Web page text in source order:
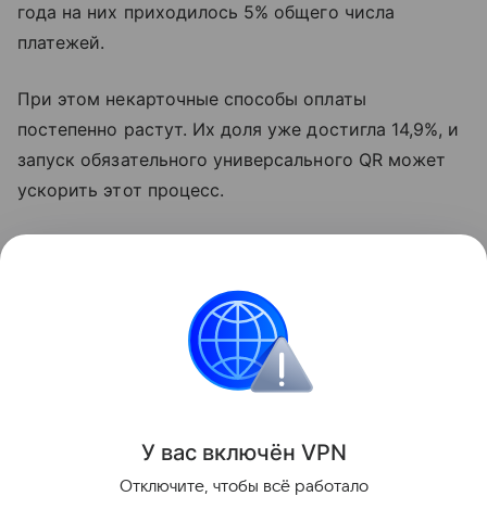
года на них приходилось 5% общего числа
платежей.
При этом некарточные способы оплаты
постепенно растут. Их доля уже достигла 14,9%, и
запуск обязательного универсального QR может
ускорить этот процесс.
Покупатель сканирует один код, выбирает
удобный способ оплаты и подтверждает платеж.
У вас включён VPN
Отключите, чтобы всё работало